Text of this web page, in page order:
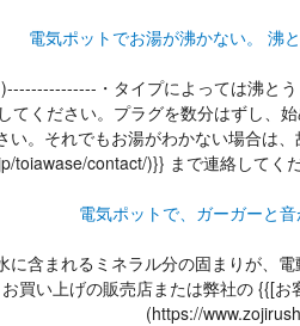
電気ポットでお湯が沸かない。 沸
・タイプによっては沸
てください。プラグを数分はずし
。それでもお湯がわかない場合は
toiawase/contact/)}} まで連絡して
電気ポットで、ガーガーと音
含まれるミネラル分の固まりが、
買い上げの販売店または弊社の {{[
(https://